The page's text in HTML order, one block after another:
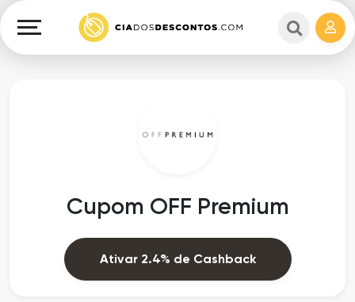
Cashback
Lojas
Datas
Especiais
Ofertas
Explorar
Cupons
Dinheiro
Ajuda
Cupom OFF Premium
Ativar 2.4% de Cashback